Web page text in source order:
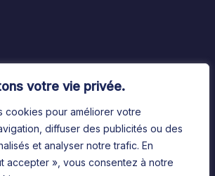
votre vie privée.
cookies pour améliorer votre
diffuser des publicités ou des
et analyser notre trafic. En
accepter », vous consentez à notre